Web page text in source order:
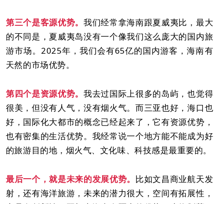
第三个是客源优势。我们经常拿海南跟夏威夷比，最大
的不同是，夏威夷岛没有一个像我们这么庞大的国内旅
游市场。2025年，我们会有65亿的国内游客，海南有
天然的市场优势。
第四个是资源优势。我去过国际上很多的岛屿，也觉得
很美，但没有人气，没有烟火气。而三亚也好，海口也
好，国际化大都市的概念已经起来了，它有资源优势，
也有密集的生活优势。我经常说一个地方能不能成为好
的旅游目的地，烟火气、文化味、科技感是最重要的。
最后一个，就是未来的发展优势。 比如文昌商业航天发
射，还有海洋旅游，未来的潜力很大，空间有拓展性，